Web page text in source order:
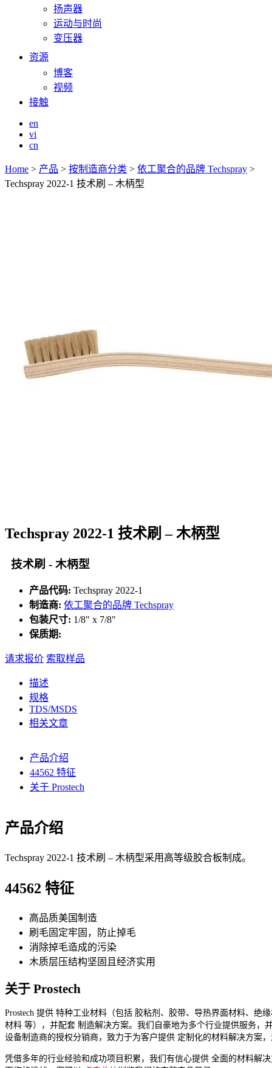
扬声器
运动与时尚
变压器
资源
博客
视频
接触
en
vi
cn
Home > 产品 > 按制造商分类 > 依工聚合的品牌 Techspray >
Techspray 2022-1 技术刷 – 木柄型
Techspray 2022-1 技术刷 – 木柄型
技术刷 - 木柄型
产品代码: Techspray 2022-1
制造商: 依工聚合的品牌 Techspray
包装尺寸: 1/8" x 7/8"
保质期:
请求报价 索取样品
描述
规格
TDS/MSDS
相关文章
产品介绍
44562 特征
关于 Prostech
产品介绍
Techspray 2022-1 技术刷 – 木柄型采用高等级胶合板制成。
44562 特征
高品质美国制造
刷毛固定牢固，防止掉毛
消除掉毛造成的污染
木质层压结构坚固且经济实用
关于 Prostech
Prostech 提供 特种工业材料（包括 胶粘剂、胶带、导热界面材料、绝
材料 等），并配套 制造解决方案。我们自豪地为多个行业提供服务，
设备制造商的授权分销商，致力于为客户提供 定制化的材料解决方案
凭借多年的行业经验和成功项目积累，我们有信心提供 全面的材料解